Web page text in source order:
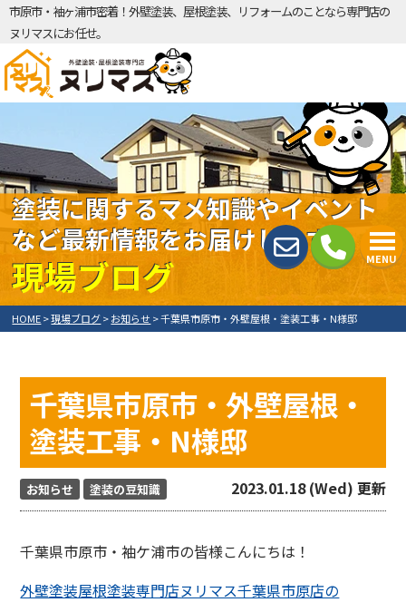
市原市・袖ヶ浦市密着！外壁塗装、屋根塗装、リフォームのことなら専門店の
ヌリマスにお任せ。
MENU
塗装に関するマメ知識やイベント
など最新情報をお届けします！
現場ブログ
HOME>現場ブログ>お知らせ >千葉県市原市・外壁屋根・塗装工事・N様邸
千葉県市原市・外壁屋根・
塗装工事・N様邸
お知らせ 塗装の豆知識 2023.01.18 (Wed) 更新
千葉県市原市・袖ケ浦市の皆様こんにちは！
外壁塗装屋根塗装専門店ヌリマス千葉県市原店の